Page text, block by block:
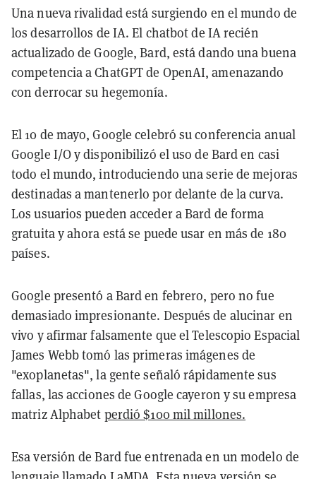
Una nueva rivalidad está surgiendo en el mundo de
los desarrollos de IA. El chatbot de IA recién
actualizado de Google, Bard, está dando una buena
competencia a ChatGPT de OpenAI, amenazando
con derrocar su hegemonía.
El 10 de mayo, Google celebró su conferencia anual
Google I/O y disponibilizó el uso de Bard en casi
todo el mundo, introduciendo una serie de mejoras
destinadas a mantenerlo por delante de la curva.
Los usuarios pueden acceder a Bard de forma
gratuita y ahora está se puede usar en más de 180
países.
Google presentó a Bard en febrero, pero no fue
demasiado impresionante. Después de alucinar en
vivo y afirmar falsamente que el Telescopio Espacial
James Webb tomó las primeras imágenes de
"exoplanetas", la gente señaló rápidamente sus
fallas, las acciones de Google cayeron y su empresa
matriz Alphabet perdió $100 mil millones.
Esa versión de Bard fue entrenada en un modelo de